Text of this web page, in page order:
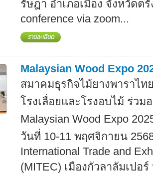
รัษฎา อำเภอเมือง จังหวัดต
conference via zoom...
Malaysian Wood Expo
สมาคมธุรกิจไม้ยางพาราไ
โรงเลื่อยและโรงอบไม้ ร่วม
Malaysian Wood Expo
วันที่ 10-11 พฤศจิกายน
International Trade and
(MITEC) เมืองกัวลาลัมเปอ